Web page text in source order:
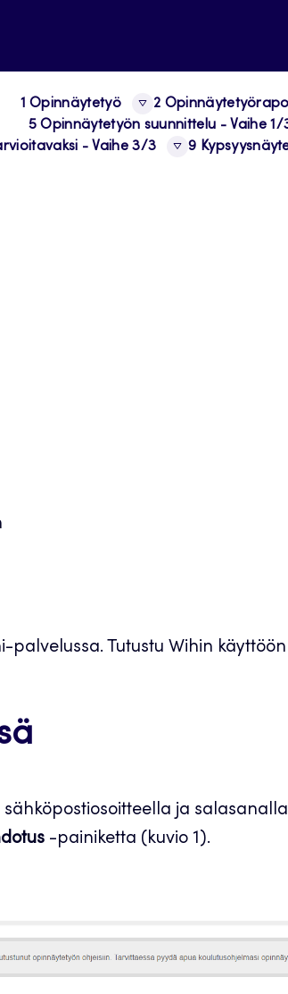
1 Opinnäytetyö 2
5 Opinnäytetyön suunnittelu - Vaihe 1/
- Vaihe 3/3
9
Tutustu Wihin käyttöön
sähköpostiosoitteella ja
-painiketta (kuvio 1).